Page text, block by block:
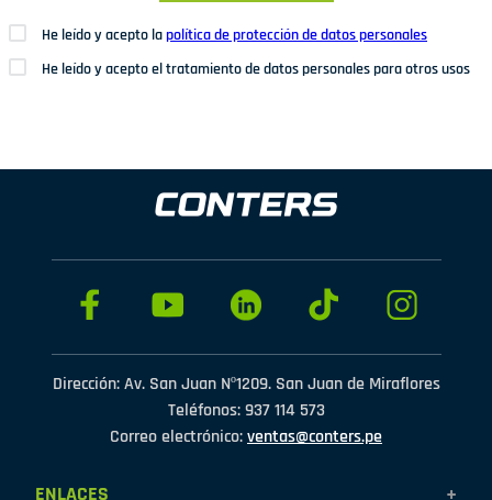
He leído y acepto lapolítica de protección de datos personales
He leído y acepto el tratamiento de datos personales para otros usos
Dirección: Av. San Juan Nº1209. San Juan de Miraflores
Teléfonos: 937 114 573
Correo electrónico:ventas@conters.pe
ENLACES +